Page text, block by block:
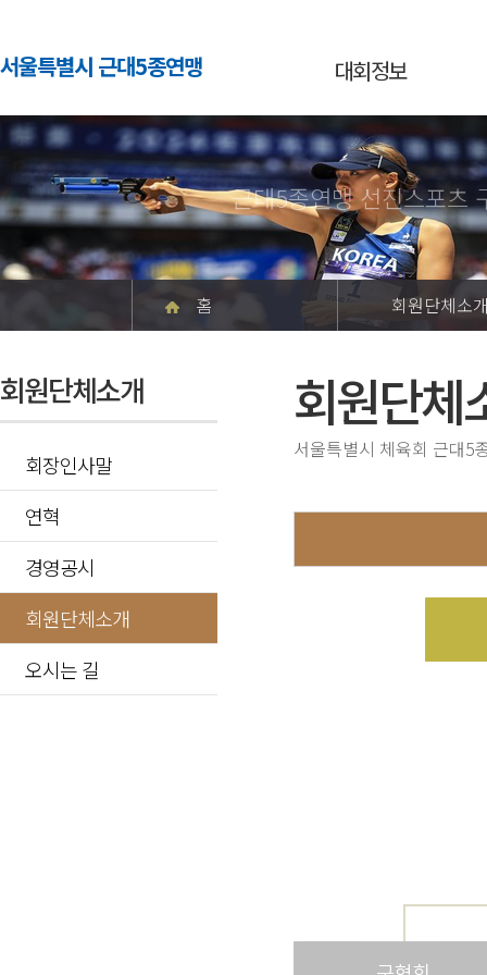
서울특별시 근대5종연맹 대회정보
근대5종연맹 선진스포츠
홈 회원단체소
회원단체소개
회장인사말
연혁
경영공시
회원단체소개
오시는 길
회원단체
서울특별시 체육회 근대5